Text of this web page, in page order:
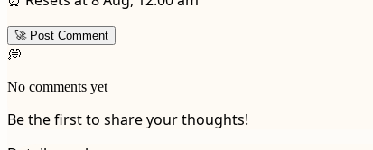
🚀 Post Comment
💭
No comments yet
Be the first to share your thoughts!